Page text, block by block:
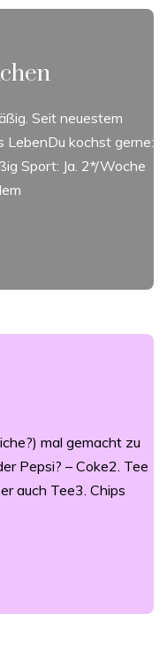
Seit neuestem
LebenDu kochst gerne:
Sport: Ja. 2*/Woche
mal gemacht zu
Pepsi? – Coke2. Tee
auch Tee3. Chips